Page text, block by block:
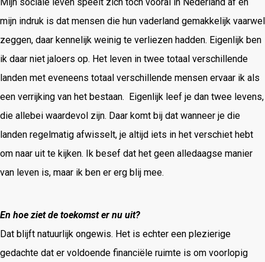
Mijn sociale leven speelt zich toch vooral in Nederland af en
mijn indruk is dat mensen die hun vaderland gemakkelijk vaarwel
zeggen, daar kennelijk weinig te verliezen hadden. Eigenlijk ben
ik daar niet jaloers op. Het leven in twee totaal verschillende
landen met eveneens totaal verschillende mensen ervaar ik als
een verrijking van het bestaan. Eigenlijk leef je dan twee levens,
die allebei waardevol zijn. Daar komt bij dat wanneer je die
landen regelmatig afwisselt, je altijd iets in het verschiet hebt
om naar uit te kijken. Ik besef dat het geen alledaagse manier
van leven is, maar ik ben er erg blij mee.
En hoe ziet de toekomst er nu uit?
Dat blijft natuurlijk ongewis. Het is echter een plezierige
gedachte dat er voldoende financiële ruimte is om voorlopig